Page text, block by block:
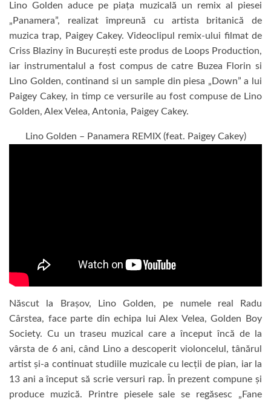
Lino Golden aduce pe piața muzicală un remix al piesei
„Panamera”, realizat împreună cu artista britanică de
muzica trap, Paigey Cakey. Videoclipul remix-ului filmat de
Criss Blaziny în București este produs de Loops Production,
iar instrumentalul a fost compus de catre Buzea Florin si
Lino Golden, continand si un sample din piesa „Down” a lui
Paigey Cakey, in timp ce versurile au fost compuse de Lino
Golden, Alex Velea, Antonia, Paigey Cakey.
Lino Golden – Panamera REMIX (feat. Paigey Cakey)
Născut la Brașov, Lino Golden, pe numele real Radu
Cârstea, face parte din echipa lui Alex Velea, Golden Boy
Society. Cu un traseu muzical care a început încă de la
vârsta de 6 ani, când Lino a descoperit violoncelul, tânărul
artist și-a continuat studiile muzicale cu lecții de pian, iar la
13 ani a început să scrie versuri rap. În prezent compune și
produce muzică. Printre piesele sale se regăsesc „Fane